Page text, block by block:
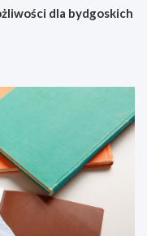
dla bydgoskich